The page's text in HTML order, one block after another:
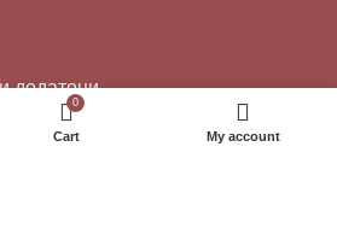
додатоци
0
Cart My account